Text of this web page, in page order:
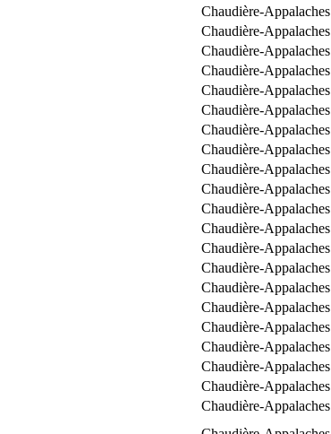
Chaudière-Appalaches
Chaudière-Appalaches
Chaudière-Appalaches
Chaudière-Appalaches
Chaudière-Appalaches
Chaudière-Appalaches
Chaudière-Appalaches
Chaudière-Appalaches
Chaudière-Appalaches
Chaudière-Appalaches
Chaudière-Appalaches
Chaudière-Appalaches
Chaudière-Appalaches
Chaudière-Appalaches
Chaudière-Appalaches
Chaudière-Appalaches
Chaudière-Appalaches
Chaudière-Appalaches
Chaudière-Appalaches
Chaudière-Appalaches
Chaudière-Appalaches